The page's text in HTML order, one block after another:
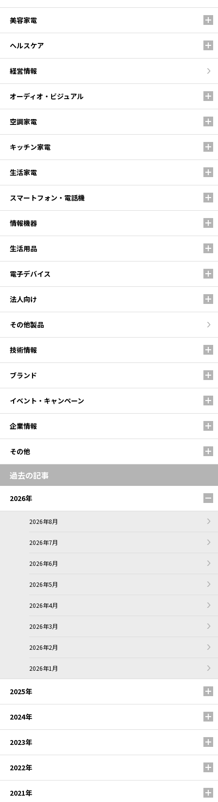
美容家電
ヘルスケア
経営情報
オーディオ・ビジュアル
空調家電
キッチン家電
生活家電
スマートフォン・電話機
情報機器
生活用品
電子デバイス
法人向け
その他製品
技術情報
ブランド
イベント・キャンペーン
企業情報
その他
過去の記事
2026年
2026年8月
2026年7月
2026年6月
2026年5月
2026年4月
2026年3月
2026年2月
2026年1月
2025年
2024年
2023年
2022年
2021年